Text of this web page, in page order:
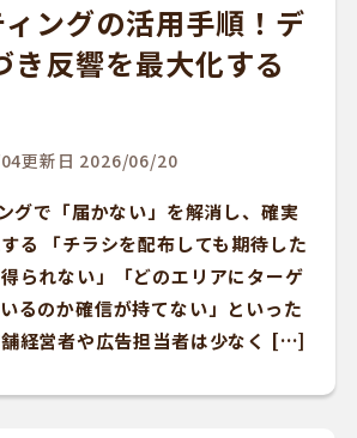
お問い合わせ
かんたんWEB注文
ングの活用手順！デ
き反響を最大化する
更新日 2026/06/20
グで「届かない」を解消し、確実
る 「チラシを配布しても期待した
られない」「どのエリアにターゲ
るのか確信が持てない」といった
経営者や広告担当者は少なく […]